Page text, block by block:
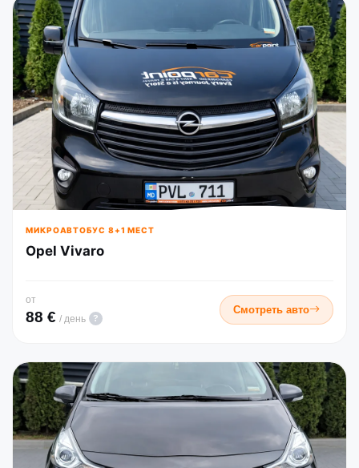
МИКРОАВТОБУС 8+1 МЕСТ
Opel Vivaro
от
88 € / день ?
Смотреть авто